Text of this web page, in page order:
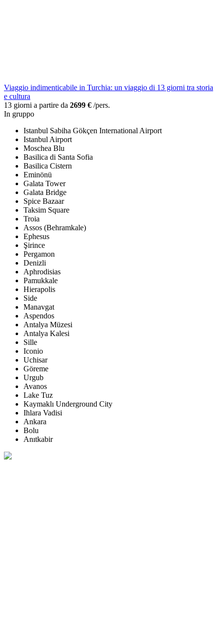
Viaggio indimenticabile in Turchia: un viaggio di 13 giorni tra storia
e cultura
13 giorni a partire da 2699 € /pers.
In gruppo
Istanbul Sabiha Gökçen International Airport
Istanbul Airport
Moschea Blu
Basilica di Santa Sofia
Basilica Cistern
Eminönü
Galata Tower
Galata Bridge
Spice Bazaar
Taksim Square
Troia
Assos (Behramkale)
Ephesus
Şirince
Pergamon
Denizli
Aphrodisias
Pamukkale
Hierapolis
Side
Manavgat
Aspendos
Antalya Müzesi
Antalya Kalesi
Sille
Iconio
Uchisar
Göreme
Urgub
Avanos
Lake Tuz
Kaymaklı Underground City
Ihlara Vadisi
Ankara
Bolu
Anıtkabir